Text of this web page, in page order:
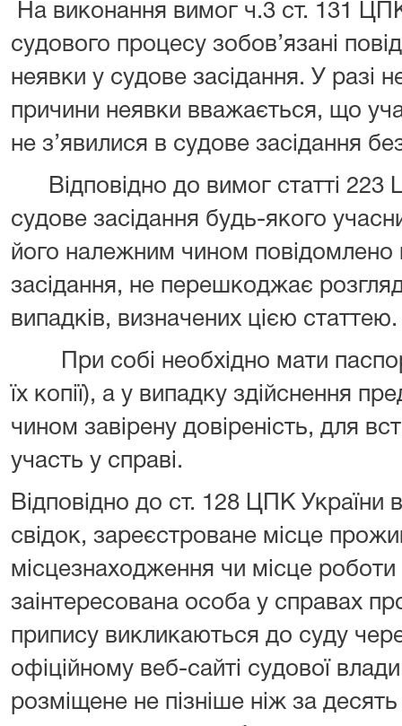
На виконання вимог ч.3 ст. 131
судового процесу зобов’язані
неявки у судове засідання. У разі
причини неявки вважається, що
не з’явилися в судове засідання
Відповідно до вимог статті 223
судове засідання будь-якого
його належним чином повідомлено
засідання, не перешкоджає
випадків, визначених цією статтею.
При собі необхідно мати
їх копії), а у випадку здійснення
чином завірену довіреність, для
участь у справі.
Відповідно до ст. 128 ЦПК України
свідок, зареєстроване місце
місцезнаходження чи місце
заінтересована особа у справах
припису викликаються до суду
офіційному веб-сайті судової
розміщене не пізніше ніж за десять